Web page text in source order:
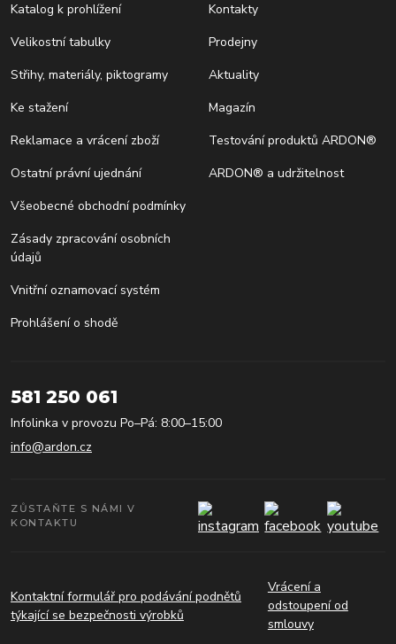
Katalog k prohlížení
Velikostní tabulky
Střihy, materiály, piktogramy
Ke stažení
Reklamace a vrácení zboží
Ostatní právní ujednání
Všeobecné obchodní podmínky
Zásady zpracování osobních
údajů
Vnitřní oznamovací systém
Prohlášení o shodě
Kontakty
Prodejny
Aktuality
Magazín
Testování produktů ARDON®
ARDON® a udržitelnost
581 250 061
Infolinka v provozu Po–Pá: 8:00–15:00
info@ardon.cz
ZŮSTAŇTE S NÁMI V
KONTAKTU
Kontaktní formulář pro podávání podnětů
týkající se bezpečnosti výrobků
Vrácení a
odstoupení od
smlouvy